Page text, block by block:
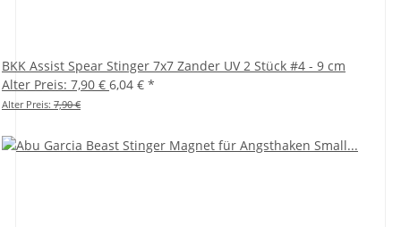
BKK Assist Spear Stinger 7x7 Zander UV 2 Stück #4 - 9 cm
Alter Preis: 7,90 € 6,04 € *
Alter Preis: 7,90 €